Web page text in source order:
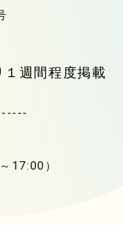
週間程度掲載
17:00）